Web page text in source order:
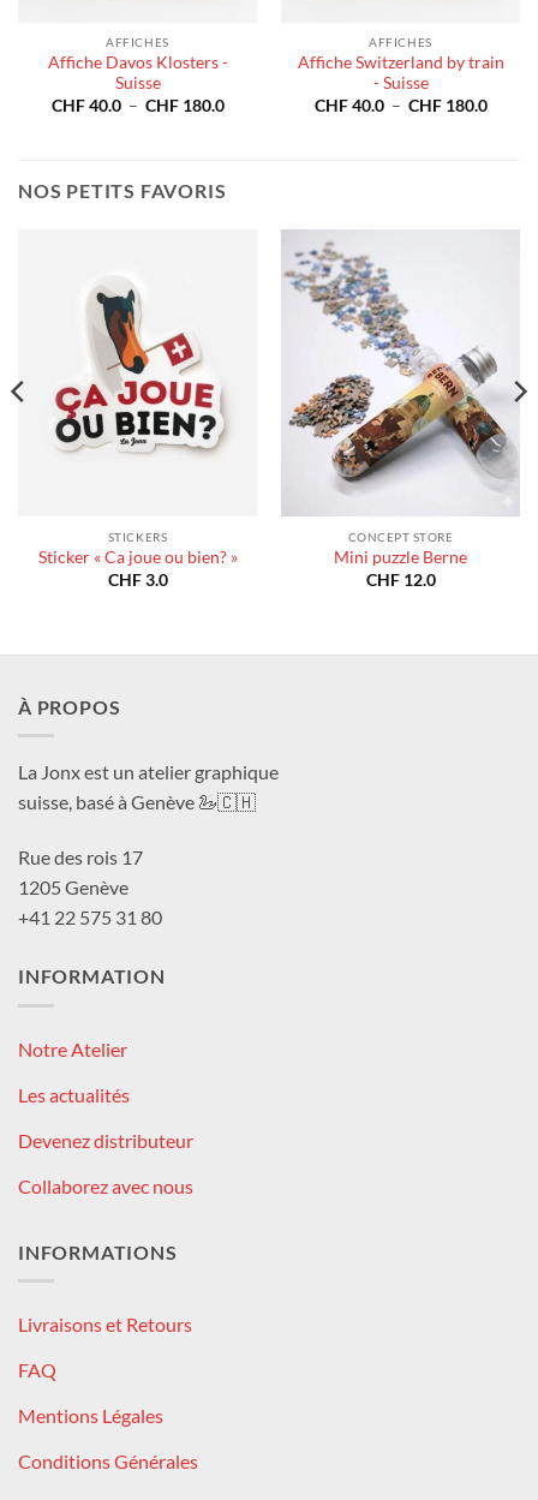
AFFICHES
Affiche Davos Klosters -
Suisse
CHF40.0 – CHF180.0Plage
CHF 180.0
AFFICHES
Affiche Switzerland by train
- Suisse
CHF40.0 – CHF180.0Plage
NOS PETITS FAVORIS
STICKERS
Sticker « Ca joue ou bien? »
CHF3.0
CONCEPT STORE
Mini puzzle Berne
CHF12.0
À PROPOS
La Jonx est un atelier graphique
suisse, basé à Genève 🦢🇨🇭
Rue des rois 17
1205 Genève
+41 22 575 31 80
INFORMATION
Notre Atelier
Les actualités
Devenez distributeur
Collaborez avec nous
INFORMATIONS
Livraisons et Retours
FAQ
Mentions Légales
Conditions Générales